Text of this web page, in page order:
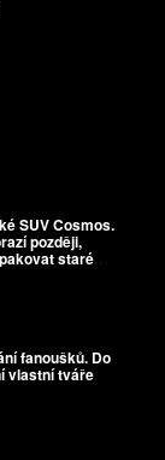
SUV Cosmos.
později,
staré
fanoušků. Do
vlastní tváře